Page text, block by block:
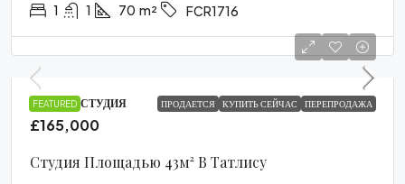
1 1 70 m² FCR1716
FEATURED ПРОДАЕТСЯ КУПИТЬ СЕЙЧАС ПЕРЕПРОДАЖА
ПРОЕКТ, СТУДИЯ
£165,000
Студия Площадью 43м² В Татлису